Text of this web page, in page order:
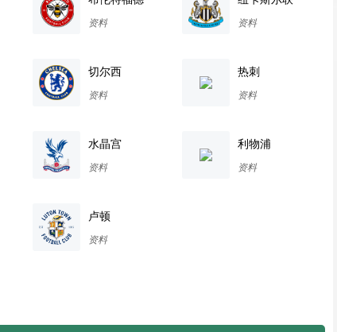
资料 资料
切尔西
资料
热刺
资料
水晶宫
资料
利物浦
资料
卢顿
资料